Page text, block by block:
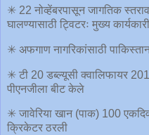
✳ 22 नोव्हेंबरपासून जागतिक
घालण्यासाठी ट्विटरः मुख्य
✳ अफगाण नागरिकांसाठी
✳ टी 20 डब्ल्यूसी क्वालिफायर
पीएनजीला बीट केले
✳ जावेरिया खान (पाक) 100
क्रिकेटर ठरली